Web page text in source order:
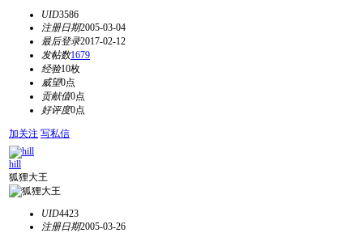
UID3586
注册日期2005-03-04
最后登录2017-02-12
发帖数1679
经验10枚
威望0点
贡献值0点
好评度0点
加关注 写私信
hill
狐狸大王
UID4423
注册日期2005-03-26